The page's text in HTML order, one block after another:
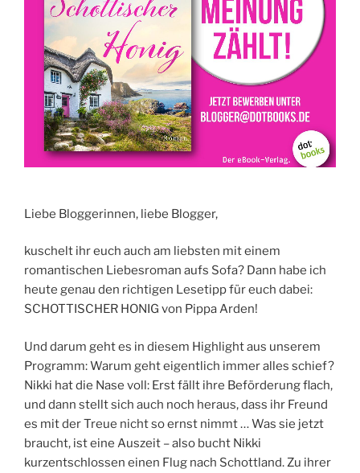
Liebe Bloggerinnen, liebe Blogger,
kuschelt ihr euch auch am liebsten mit einem
romantischen Liebesroman aufs Sofa? Dann habe ich
heute genau den richtigen Lesetipp für euch dabei:
SCHOTTISCHER HONIG von Pippa Arden!
Und darum geht es in diesem Highlight aus unserem
Programm: Warum geht eigentlich immer alles schief?
Nikki hat die Nase voll: Erst fällt ihre Beförderung flach,
und dann stellt sich auch noch heraus, dass ihr Freund
es mit der Treue nicht so ernst nimmt … Was sie jetzt
braucht, ist eine Auszeit – also bucht Nikki
kurzentschlossen einen Flug nach Schottland. Zu ihrer